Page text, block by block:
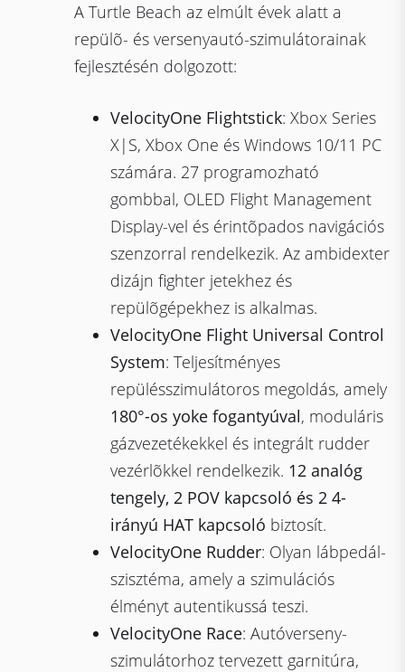
A Turtle Beach az elmúlt évek alatt a
repülõ- és versenyautó-szimulátorainak
fejlesztésén dolgozott:
VelocityOne Flightstick: Xbox Series
X|S, Xbox One és Windows 10/11 PC
számára. 27 programozható
gombbal, OLED Flight Management
Display-vel és érintõpados navigációs
szenzorral rendelkezik. Az ambidexter
dizájn fighter jetekhez és
repülõgépekhez is alkalmas.
VelocityOne Flight Universal Control
System: Teljesítményes
repülésszimulátoros megoldás, amely
180°-os yoke fogantyúval, moduláris
gázvezetékekkel és integrált rudder
vezérlõkkel rendelkezik. 12 analóg
tengely, 2 POV kapcsoló és 2 4-
irányú HAT kapcsoló biztosít.
VelocityOne Rudder: Olyan lábpedál-
szisztéma, amely a szimulációs
élményt autentikussá teszi.
VelocityOne Race: Autóverseny-
szimulátorhoz tervezett garnitúra,